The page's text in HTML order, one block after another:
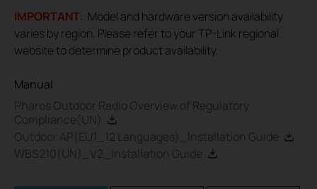
IMPORTANT: Model and hardware version availability
varies by region. Please refer to your TP-Link regional
website to determine product availability.
Manual
Pharos Outdoor Radio Overview of Regulatory
Compliance(UN)
Outdoor AP(EU1_12 Languages)_Installation Guide
WBS210(UN)_V2_Installation Guide